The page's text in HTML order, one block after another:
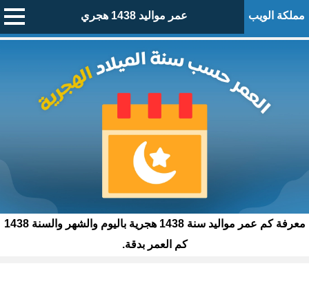
مملكة الويب عمر مواليد 1438 هجري
معرفة كم عمر مواليد سنة 1438 هجرية باليوم والشهر والسنة 1438
كم العمر بدقة.